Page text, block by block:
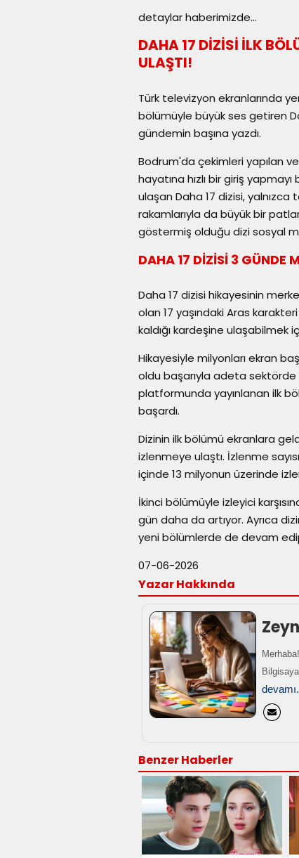
detaylar haberimizde...
DAHA 17 DİZİSİ İLK
ULAŞTI!
Türk televizyon ekranlarında
bölümüyle büyük ses getiren
gündemin başına yazdı.
Bodrum'da çekimleri yapılan ve
hayatına hızlı bir giriş
ulaşan Daha 17 dizisi,
rakamlarıyla da büyük bir
göstermiş olduğu dizi sosyal
DAHA 17 DİZİSİ 3 GÜNDE
Daha 17 dizisi hikayesinin
olan 17 yaşındaki Aras
kaldığı kardeşine ulaşabilmek
Hikayesiyle milyonları ekran
oldu başarıyla adeta sektörde
platformunda yayınlanan ilk
başardı.
Dizinin ilk bölümü ekranlara
izlenmeye ulaştı. İzlenme
içinde 13 milyonun üzerinde
İkinci bölümüyle izleyici
gün daha da artıyor. Ayrıca
yeni bölümlerde de devam
07-06-2026
Yazar Hakkında
Benzer Haberler